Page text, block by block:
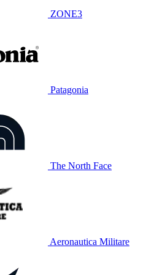
ZONE3
Patagonia
The North Face
Aeronautica Militare